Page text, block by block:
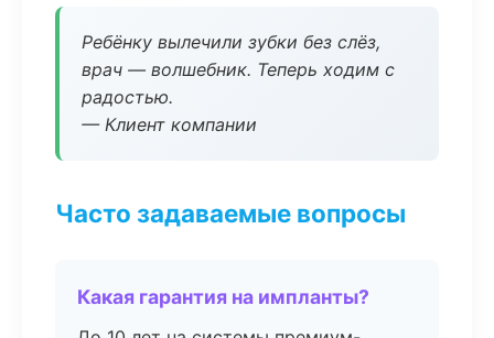
Ребёнку вылечили зубки без слёз,
врач — волшебник. Теперь ходим с
радостью.
— Клиент компании
Часто задаваемые вопросы
Какая гарантия на импланты?